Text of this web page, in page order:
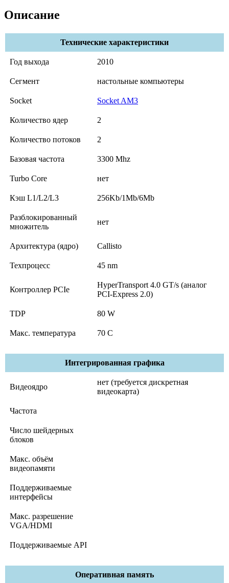
Описание
Технические характеристики
Год выхода 2010
Сегмент настольные компьютеры
Socket Socket AM3
Количество ядер 2
Количество потоков 2
Базовая частота 3300 Mhz
Turbo Core нет
Кэш L1/L2/L3 256Kb/1Mb/6Mb
Разблокированный
множитель
нет
Архитектура (ядро) Callisto
Техпроцесс 45 nm
Контроллер PCIe
HyperTransport 4.0 GT/s (аналог
PCI-Express 2.0)
TDP 80 W
Макс. температура 70 C
Интегрированная графика
Видеоядро
нет (требуется дискретная
видеокарта)
Частота
Число шейдерных
блоков
Макс. объём
видеопамяти
Поддерживаемые
интерфейсы
Макс. разрешение
VGA/HDMI
Поддерживаемые API
Оперативная память